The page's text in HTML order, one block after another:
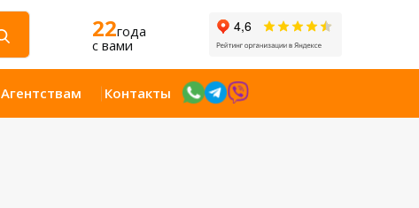
22года
c вами
Агентствам Контакты